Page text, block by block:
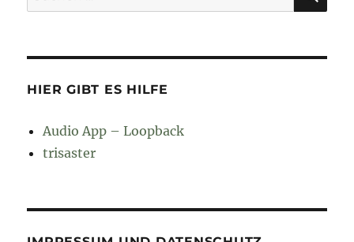
nach:
HIER GIBT ES HILFE
Audio App – Loopback
trisaster